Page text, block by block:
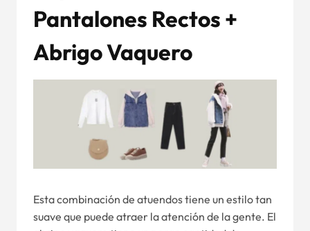
Pantalones Rectos +
Abrigo Vaquero
Esta combinación de atuendos tiene un estilo tan
suave que puede atraer la atención de la gente. El